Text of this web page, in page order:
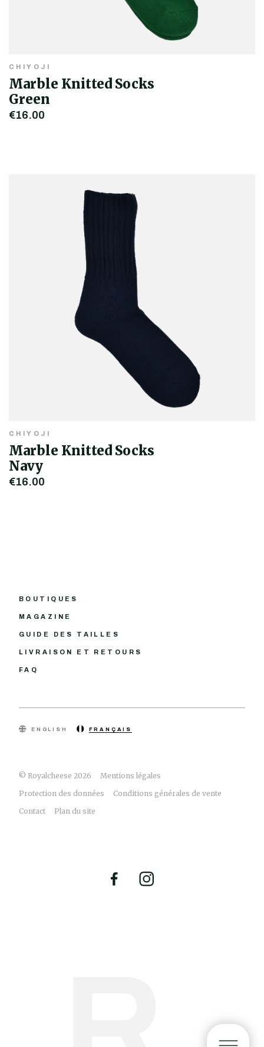
CHIYOJI
Marble Knitted Socks
Green
€16,00
CHIYOJI
Marble Knitted Socks
Navy
€16,00
BOUTIQUES
MAGAZINE
GUIDE DES TAILLES
LIVRAISON ET RETOURS
FAQ
© Royalcheese 2026
Mentions légales
Protection des données
Conditions générales de vente
Contact
Plan du site
ENGLISH FRANÇAIS